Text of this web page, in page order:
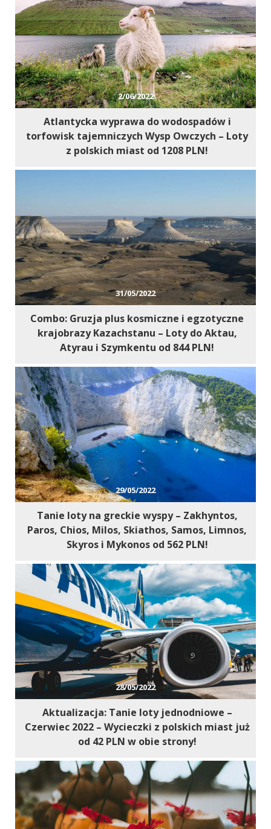
2/06/2022
Atlantycka wyprawa do wodospadów i
torfowisk tajemniczych Wysp Owczych – Loty
z polskich miast od 1208 PLN!
31/05/2022
Combo: Gruzja plus kosmiczne i egzotyczne
krajobrazy Kazachstanu – Loty do Aktau,
Atyrau i Szymkentu od 844 PLN!
29/05/2022
Tanie loty na greckie wyspy – Zakhyntos,
Paros, Chios, Milos, Skiathos, Samos, Limnos,
Skyros i Mykonos od 562 PLN!
28/05/2022
Aktualizacja: Tanie loty jednodniowe –
Czerwiec 2022 – Wycieczki z polskich miast już
od 42 PLN w obie strony!